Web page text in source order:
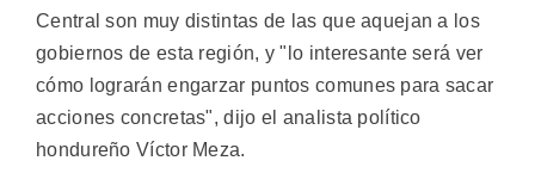
Central son muy distintas de las que aquejan a los
gobiernos de esta región, y "lo interesante será ver
cómo lograrán engarzar puntos comunes para sacar
acciones concretas", dijo el analista político
hondureño Víctor Meza.